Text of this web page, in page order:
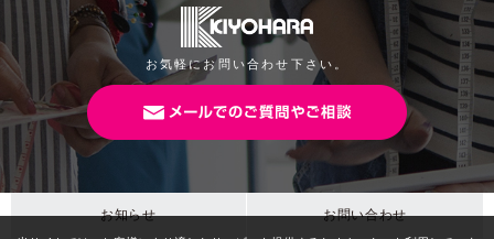
JANコード 4965492831890
お気軽にお問い合わせ下さい。
お知らせ お問い合わせ